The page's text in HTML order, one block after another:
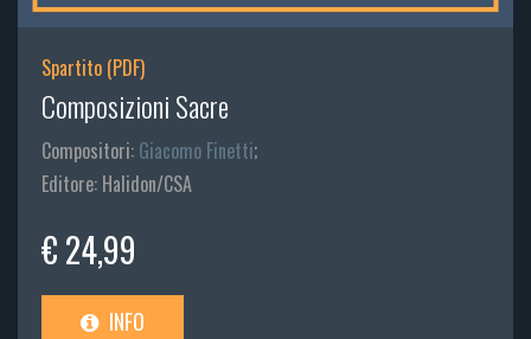
Spartito (PDF)
Composizioni Sacre
Compositori: Giacomo Finetti;
Editore: Halidon/CSA
€ 24,99
INFO